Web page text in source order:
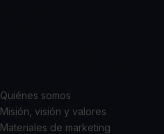
Quiénes somos
Misión, visión y valores
Materiales de marketing